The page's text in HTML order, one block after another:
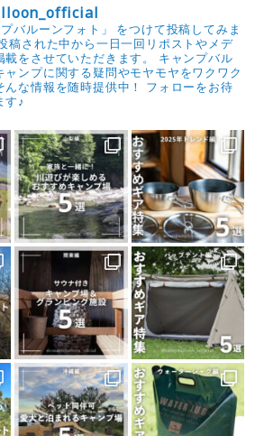
プバルーンフォト」 をつけて投稿してみま
稿された中から一日一回リポストやメデ
載をさせていただきます。
キャンプバル
ャンプに関する疑問やモヤモヤをワクワク
んな情報を随時提供中！
フォローをお待
す♪